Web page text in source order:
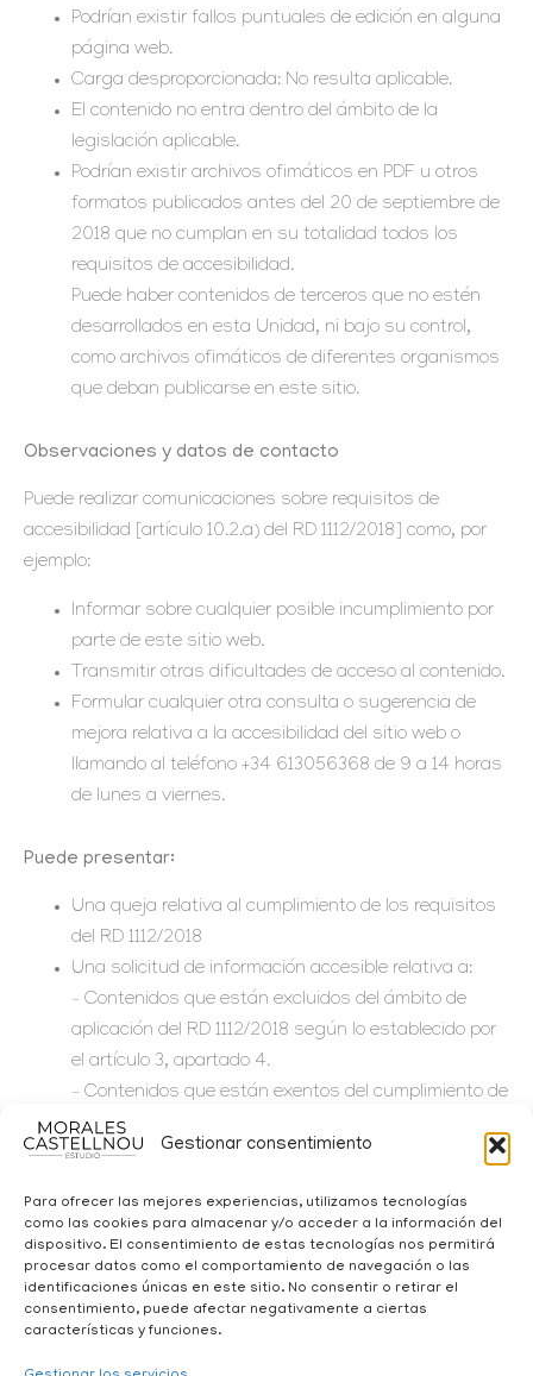
Gestionar consentimiento
Para ofrecer las mejores experiencias, utilizamos tecnologías
como las cookies para almacenar y/o acceder a la información del
dispositivo. El consentimiento de estas tecnologías nos permitirá
procesar datos como el comportamiento de navegación o las
identificaciones únicas en este sitio. No consentir o retirar el
consentimiento, puede afectar negativamente a ciertas
características y funciones.
Podrían existir fallos puntuales de edición en alguna
página web.
Carga desproporcionada: No resulta aplicable.
El contenido no entra dentro del ámbito de la
legislación aplicable.
Podrían existir archivos ofimáticos en PDF u otros
formatos publicados antes del 20 de septiembre de
2018 que no cumplan en su totalidad todos los
requisitos de accesibilidad.
Puede haber contenidos de terceros que no estén
desarrollados en esta Unidad, ni bajo su control,
como archivos ofimáticos de diferentes organismos
que deban publicarse en este sitio.
Observaciones y datos de contacto
Puede realizar comunicaciones sobre requisitos de
accesibilidad [artículo 10.2.a) del RD 1112/2018] como, por
ejemplo:
Informar sobre cualquier posible incumplimiento por
parte de este sitio web.
Transmitir otras dificultades de acceso al contenido.
Formular cualquier otra consulta o sugerencia de
mejora relativa a la accesibilidad del sitio web o
llamando al teléfono +34 613056368 de 9 a 14 horas
de lunes a viernes.
Puede presentar:
Una queja relativa al cumplimiento de los requisitos
del RD 1112/2018
Una solicitud de información accesible relativa a:
– Contenidos que están excluidos del ámbito de
aplicación del RD 1112/2018 según lo establecido por
el artículo 3, apartado 4.
– Contenidos que están exentos del cumplimiento de
los requisitos de accesibilidad por imponer una
carga desproporcionada.
con toda claridad, los hechos, razones y petición que
permitan constatar que se trata de una solicitud
razonable y legítima.